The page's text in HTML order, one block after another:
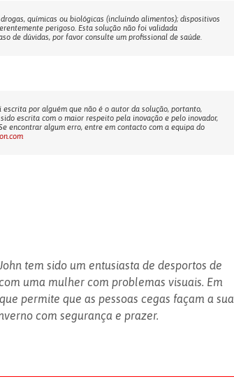
químicas ou biológicas (incluíndo alimentos); dispositivos
perigoso. Esta solução não foi validada
de dúvidas, por favor consulte um profissional de saúde.
por alguém que não é o autor da solução, portanto,
escrita com o maior respeito pela inovação e pelo inovador,
encontrar algum erro, entre em contacto com a equipa do
tem sido um entusiasta de desportos de
uma mulher com problemas visuais. Em
permite que as pessoas cegas façam a sua
com segurança e prazer.